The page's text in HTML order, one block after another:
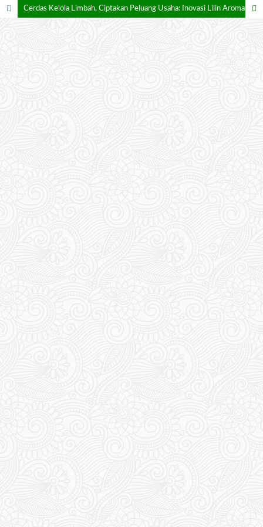
Cerdas Kelola Limbah, Ciptakan Peluang Usaha: Inovasi Lilin Aromaterapi dari Minyak Jelantah bersama KKN UNS 108 di Desa Geneng, Klaten